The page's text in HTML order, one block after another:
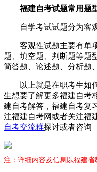
福建自考试题常用题型
自学考试试题分为客观
客观性试题主要有单项
题、填空题、判断题等题
简答题、论述题、分析题
以上就是在职考生如何
生想要了解更多福建自考
建自考解答，福建自考复
注福建自考网或者关注福
自考交流群探讨或者咨询
注：详细内容及信息以福建